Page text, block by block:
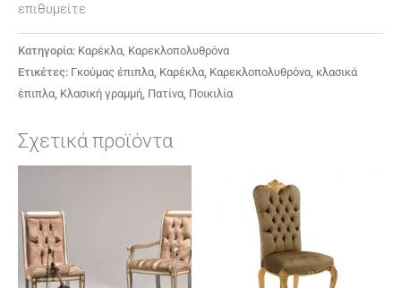
επιθυμείτε
Κατηγορία: Καρέκλα, Καρεκλοπολυθρόνα
Ετικέτες: Γκούμας έπιπλα Καρέκλα Καρεκλοπολυθρόνα κλασικά
έπιπλα Κλασική γραμμή Πατίνα Ποικιλία
Σχετικά προϊόντα